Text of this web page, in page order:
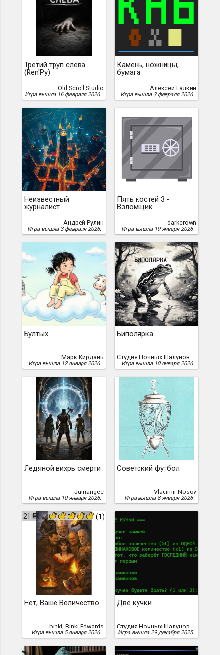
Третий труп слева
(Ren'Py)
Old Scroll Studio
Игра вышла 16 февраля 2026.
Камень, ножницы,
бумага
Алексей Галкин
Игра вышла 3 февраля 2026.
Неизвестный
журналист
Андрей Рулин
Игра вышла 3 февраля 2026.
Пять костей 3 -
Взломщик
darkcrown
Игра вышла 19 января 2026.
Бултых
Марк Кирдань
Игра вышла 12 января 2026.
Биполярка
Студия Ночных Шалунов Дискорда, albertik2004, FUR(io)SA
Игра вышла 10 января 2026.
Ледяной вихрь смерти
Jumangee
Игра вышла 10 января 2026.
Советский футбол
Vladimir Nosov
Игра вышла 8 января 2026.
21 (1)
Нет, Ваше Величество
binki, Binki Edwards
Игра вышла 5 января 2026.
Две кучки
Студия Ночных Шалунов Дискорда
Игра вышла 29 декабря 2025.